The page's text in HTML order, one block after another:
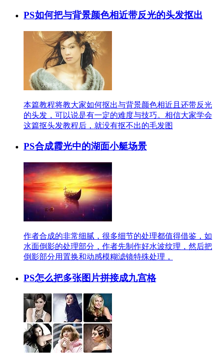
PS如何把与背景颜色相近带反光的头发抠出
本篇教程将教大家如何抠出与背景颜色相近且还带反光
的头发，可以说是有一定的难度与技巧。相信大家学会
这篇抠头发教程后，就没有抠不出的毛发图
PS合成霞光中的湖面小艇场景
作者合成的非常细腻，很多细节的处理都值得借鉴，如
水面倒影的处理部分，作者先制作好水波纹理，然后把
倒影部分用置换和动感模糊滤镜特殊处理，
PS怎么把多张图片拼接成九宫格